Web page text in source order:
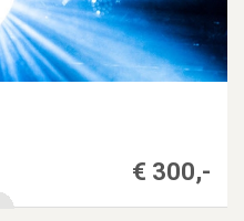
€ 300,-